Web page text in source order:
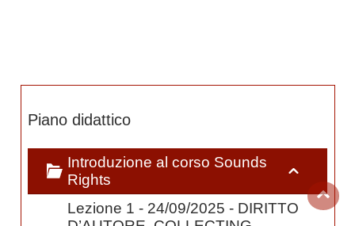
Piano didattico
Introduzione al corso Sounds
Rights
Lezione 1 - 24/09/2025 - DIRITTO